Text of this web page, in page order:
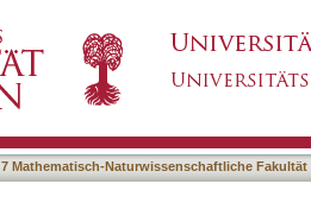
7 Mathematisch-Naturwissenschaftliche Fakultät